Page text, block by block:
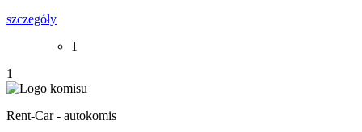
szczegóły
1
1
Rent-Car - autokomis